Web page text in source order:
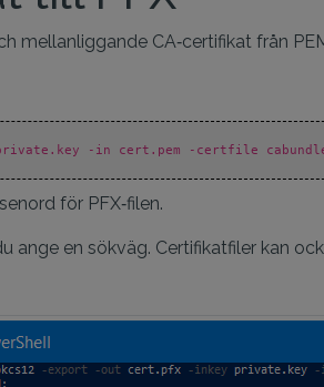
mellanliggande CA‑certifikat från
-in cert.pem -certfile
för PFX‑filen.
ange en sökväg. Certifikatfiler kan